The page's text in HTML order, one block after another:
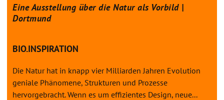
Eine Ausstellung über die Natur als Vorbild |
Dortmund
BIO.INSPIRATION
Die Natur hat in knapp vier Milliarden Jahren Evolution
geniale Phänomene, Strukturen und Prozesse
hervorgebracht. Wenn es um effizientes Design, neue...